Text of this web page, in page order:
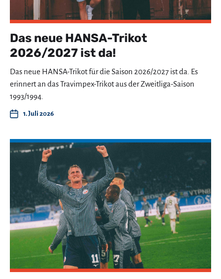
Das neue HANSA-Trikot
2026/2027 ist da!
Das neue HANSA-Trikot für die Saison 2026/2027 ist da. Es
erinnert an das Travimpex-Trikot aus der Zweitliga-Saison
1993/1994.
1. Juli 2026